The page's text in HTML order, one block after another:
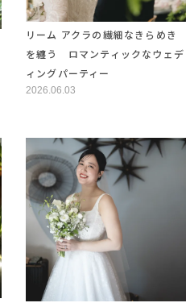
リーム アクラの繊細なきらめき
を纏う ロマンティックなウェデ
ィングパーティー
2026.06.03